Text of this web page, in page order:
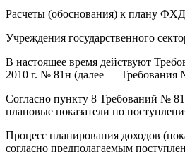
Расчеты (обоснования) к плану ФХД
Учреждения государственного
В настоящее время действуют
2010 г. № 81н (далее — Требования
Согласно пункту 8 Требований №
плановые показатели по
Процесс планирования доходов
согласно предполагаемым